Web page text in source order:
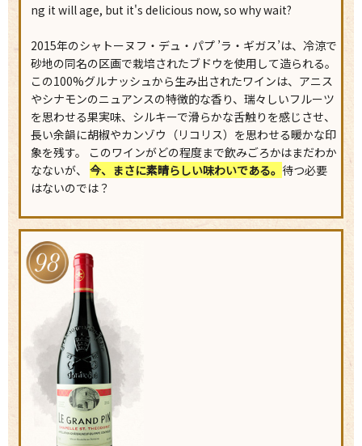
ng it will age, but it's delicious now, so why wait?
2015年のシャトーヌフ・デュ・パプ ’ラ・ギガス’は、冷涼で
砂地の同名の区画で栽培されたブドウを使用して造られる。
この100%グルナッシュから生み出されたワインは、アニス
やシナモンのニュアンスの特徴的な香り、瑞々しいフルーツ
を思わせる果実味、シルキーで滑らかな舌触りを感じさせ、
長い余韻に胡椒やカンゾウ（リコリス）を思わせる暖かな印
象を残す。 このワインがどの程度まで飲みごろかはまだわか
なないが、 今、まさに素晴らしい味わいである。 待つ必要
はないのでは？